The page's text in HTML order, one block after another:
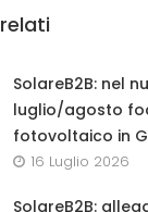
SolareB2B: nel
luglio/agosto
fotovoltaico in
16 Luglio 2026
SolareB2B: